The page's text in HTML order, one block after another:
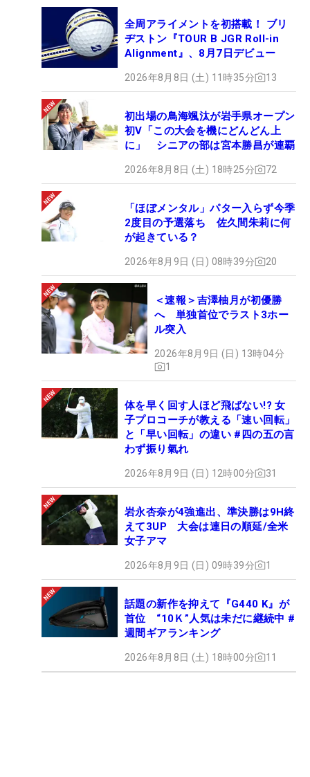
全周アライメントを初搭載！ ブリ
ヂストン『TOUR B JGR Roll-in
Alignment』、8月7日デビュー
2026年8月8日 (土) 11時35分 13
初出場の鳥海颯汰が岩手県オープン
初V「この大会を機にどんどん上
に」 シニアの部は宮本勝昌が連覇
2026年8月8日 (土) 18時25分 72
「ほぼメンタル」パター入らず今季
2度目の予選落ち 佐久間朱莉に何
が起きている？
2026年8月9日 (日) 08時39分 20
＜速報＞吉澤柚月が初優勝
へ 単独首位でラスト3ホー
ル突入
2026年8月9日 (日) 13時04分
1
体を早く回す人ほど飛ばない!? 女
子プロコーチが教える「速い回転」
と「早い回転」の違い #四の五の言
わず振り氣れ
2026年8月9日 (日) 12時00分 31
岩永杏奈が4強進出、準決勝は9H終
えて3UP 大会は連日の順延/全米
女子アマ
2026年8月9日 (日) 09時39分 1
話題の新作を抑えて『G440 K』が
首位 “10Ｋ”人気は未だに継続中 #
週間ギアランキング
2026年8月8日 (土) 18時00分 11